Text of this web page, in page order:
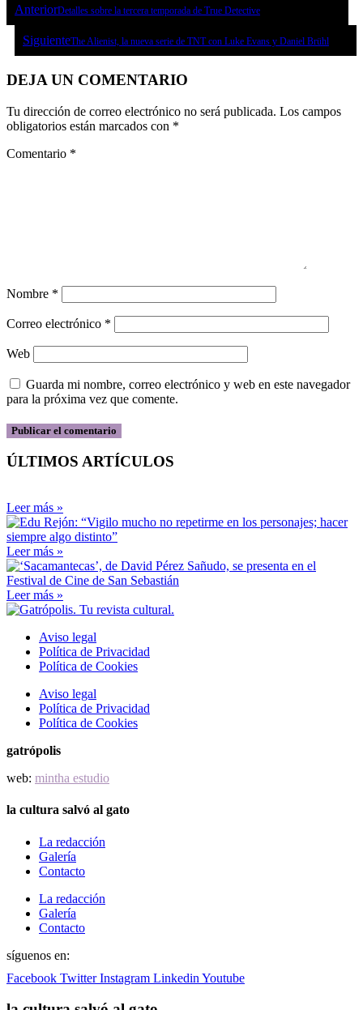
AnteriorDetalles sobre la tercera temporada de True Detective
SiguienteThe Alienist, la nueva serie de TNT con Luke Evans y Daniel Brühl
DEJA UN COMENTARIO
Tu dirección de correo electrónico no será publicada. Los campos
obligatorios están marcados con *
Comentario *
Nombre *
Correo electrónico *
Web
Guarda mi nombre, correo electrónico y web en este navegador
para la próxima vez que comente.
ÚLTIMOS ARTÍCULOS
Leer más »
Leer más »
Leer más »
Aviso legal
Política de Privacidad
Política de Cookies
Aviso legal
Política de Privacidad
Política de Cookies
gatrópolis
web: mintha estudio
la cultura salvó al gato
La redacción
Galería
Contacto
La redacción
Galería
Contacto
síguenos en:
Facebook Twitter Instagram Linkedin Youtube